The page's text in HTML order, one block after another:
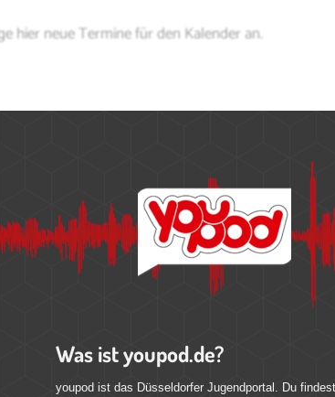
hier neue Termine für den Kalender an.
Was ist youpod.de?
youpod ist das Düsseldorfer Jugendportal. Du